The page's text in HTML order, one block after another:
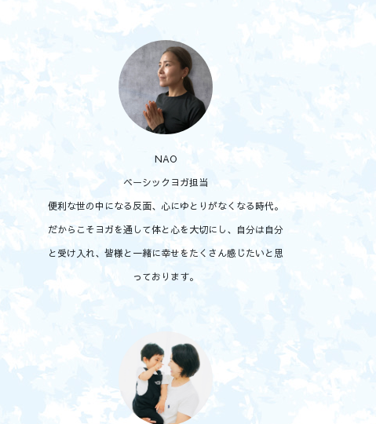
NAO
ベーシックヨガ担当
便利な世の中になる反面、心にゆとりがなくなる時代。
だからこそヨガを通して体と心を大切にし、自分は自分
と受け入れ、皆様と一緒に幸せをたくさん感じたいと思
っております。